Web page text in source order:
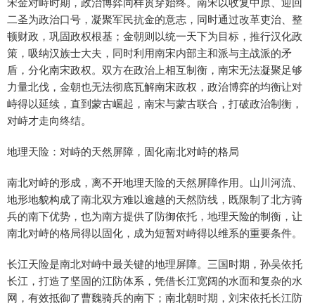
宋金对峙时期，政治博弈同样贯穿始终。南宋以收复中原、迎回
二圣为政治口号，凝聚军民抗金的意志，同时通过改革吏治、整
顿财政，巩固政权根基；金朝则以统一天下为目标，推行汉化政
策，吸纳汉族士大夫，同时利用南宋内部主和派与主战派的矛
盾，分化南宋政权。双方在政治上相互制衡，南宋无法凝聚足够
力量北伐，金朝也无法彻底瓦解南宋政权，政治博弈的均衡让对
峙得以延续，直到蒙古崛起，南宋与蒙古联合，打破政治制衡，
对峙才走向终结。
地理天险：对峙的天然屏障，固化南北对峙的格局
南北对峙的形成，离不开地理天险的天然屏障作用。山川河流、
地形地貌构成了南北双方难以逾越的天然防线，既限制了北方骑
兵的南下优势，也为南方提供了防御依托，地理天险的制衡，让
南北对峙的格局得以固化，成为短暂对峙得以维系的重要条件。
长江天险是南北对峙中最关键的地理屏障。三国时期，孙吴依托
长江，打造了坚固的江防体系，凭借长江宽阔的水面和复杂的水
网，有效抵御了曹魏骑兵的南下；南北朝时期，刘宋依托长江防